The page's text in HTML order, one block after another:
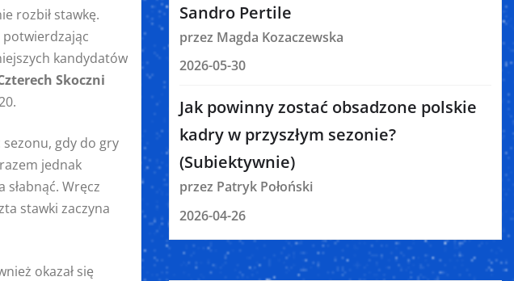
rozbił stawkę.
potwierdzając
kandydatów
Skoczni
gdy do gry
jednak
Wręcz
stawki zaczyna
okazał się
Sandro Pertile
przez Magda Kozaczewska
2026-05-30
Jak powinny zostać obsadzone polskie
kadry w przyszłym sezonie?
(Subiektywnie)
przez Patryk Połoński
2026-04-26